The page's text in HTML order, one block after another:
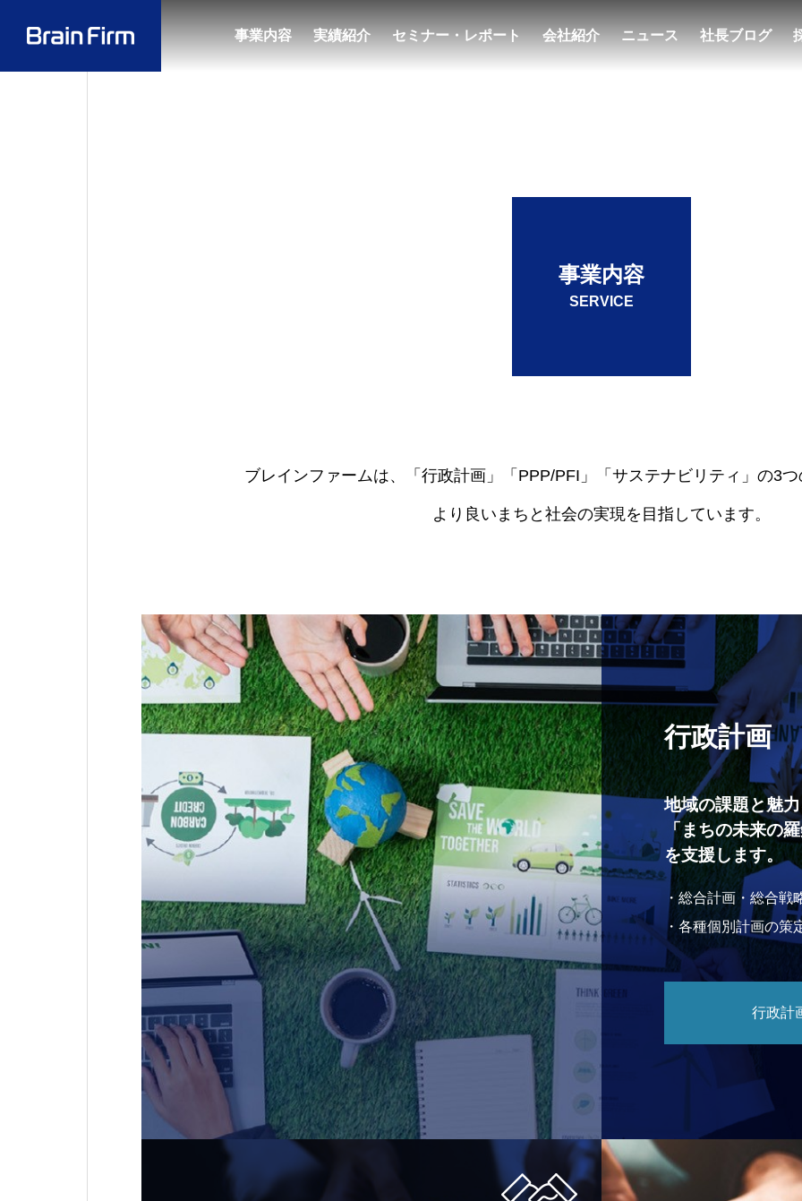
事業内容 実績紹介 セミナー・レポート 会社紹介 ニュース 社長ブログ
事業内容
SERVICE
ブレインファームは、「行政計画」「PPP/PFI」「サステナビリティ」の3
より良いまちと社会の実現を目指しています。
行政計画
地域の課題と魅
「まちの未来の
を支援します。
・総合計画・総合戦
・各種個別計画の策
行政計